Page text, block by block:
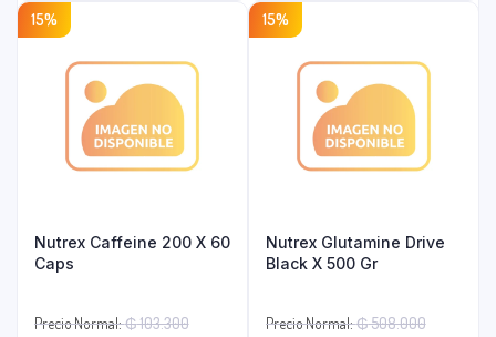
₲ 134.400.
15%
Nutrex Caffeine 200 X 60
Caps
Precio Normal:₲103.300El
15%
Nutrex Glutamine Drive
Black X 500 Gr
Precio Normal:₲508.000El